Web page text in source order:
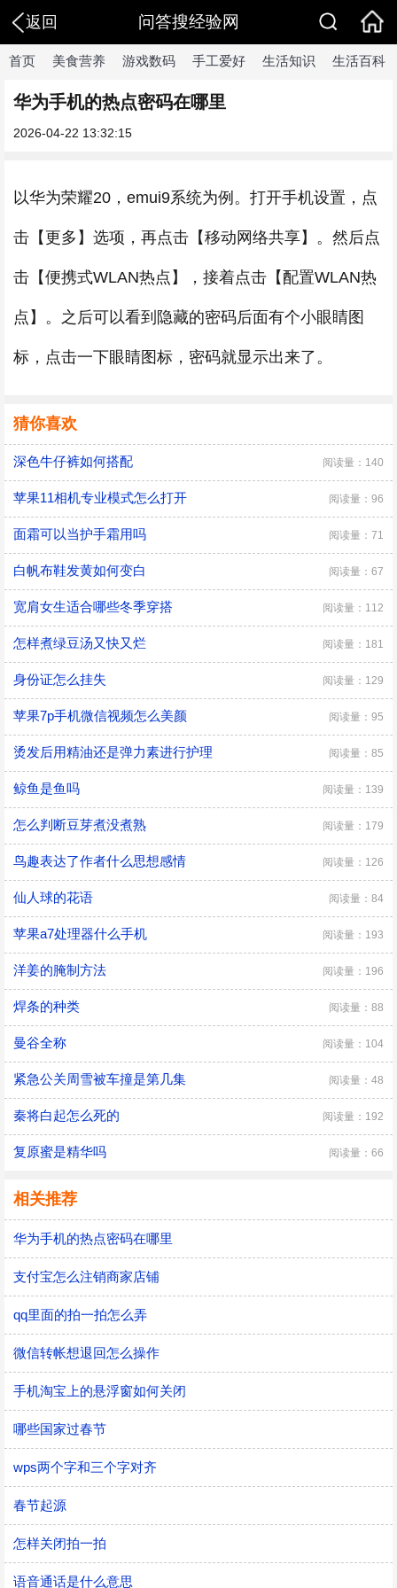
返回 问答搜经验网
首页 美食营养 游戏数码 手工爱好 生活知识 生活百科
华为手机的热点密码在哪里
2026-04-22 13:32:15
以华为荣耀20，emui9系统为例。打开手机设置，点
击【更多】选项，再点击【移动网络共享】。然后点
击【便携式WLAN热点】，接着点击【配置WLAN热
点】。之后可以看到隐藏的密码后面有个小眼睛图
标，点击一下眼睛图标，密码就显示出来了。
猜你喜欢
深色牛仔裤如何搭配 阅读量：140
苹果11相机专业模式怎么打开 阅读量：96
面霜可以当护手霜用吗 阅读量：71
白帆布鞋发黄如何变白 阅读量：67
宽肩女生适合哪些冬季穿搭 阅读量：112
怎样煮绿豆汤又快又烂 阅读量：181
身份证怎么挂失 阅读量：129
苹果7p手机微信视频怎么美颜 阅读量：95
烫发后用精油还是弹力素进行护理 阅读量：85
鲸鱼是鱼吗 阅读量：139
怎么判断豆芽煮没煮熟 阅读量：179
鸟趣表达了作者什么思想感情 阅读量：126
仙人球的花语 阅读量：84
苹果a7处理器什么手机 阅读量：193
洋姜的腌制方法 阅读量：196
焊条的种类 阅读量：88
曼谷全称 阅读量：104
紧急公关周雪被车撞是第几集 阅读量：48
秦将白起怎么死的 阅读量：192
复原蜜是精华吗 阅读量：66
相关推荐
华为手机的热点密码在哪里
支付宝怎么注销商家店铺
qq里面的拍一拍怎么弄
微信转帐想退回怎么操作
手机淘宝上的悬浮窗如何关闭
哪些国家过春节
wps两个字和三个字对齐
春节起源
怎样关闭拍一拍
语音通话是什么意思